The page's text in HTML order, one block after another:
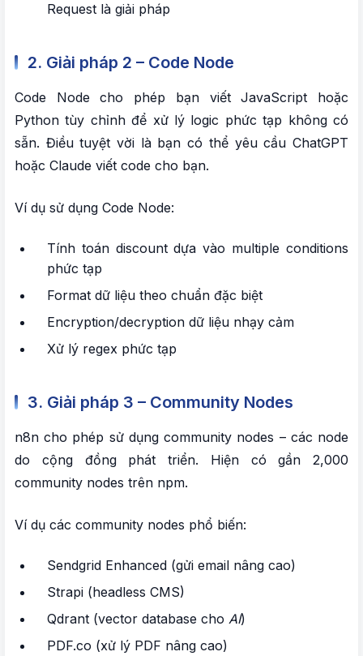
Request là giải pháp
2. Giải pháp 2 – Code Node
Code Node cho phép bạn viết JavaScript hoặc
Python tùy chỉnh để xử lý logic phức tạp không có
sẵn. Điều tuyệt vời là bạn có thể yêu cầu ChatGPT
hoặc Claude viết code cho bạn.
Ví dụ sử dụng Code Node:
Tính toán discount dựa vào multiple conditions
phức tạp
Format dữ liệu theo chuẩn đặc biệt
Encryption/decryption dữ liệu nhạy cảm
Xử lý regex phức tạp
3. Giải pháp 3 – Community Nodes
n8n cho phép sử dụng community nodes – các node
do cộng đồng phát triển. Hiện có gần 2,000
community nodes trên npm.
Ví dụ các community nodes phổ biến:
Sendgrid Enhanced (gửi email nâng cao)
Strapi (headless CMS)
Qdrant (vector database cho AI)
PDF.co (xử lý PDF nâng cao)